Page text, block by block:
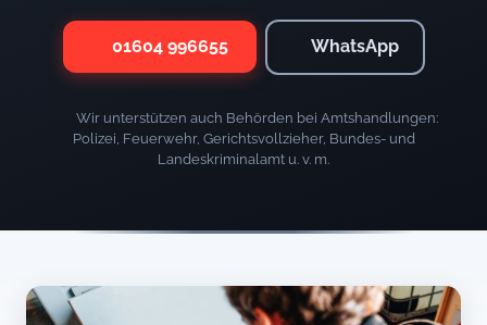
01604 996655 WhatsApp
Wir unterstützen auch Behörden bei Amtshandlungen:
Polizei, Feuerwehr, Gerichtsvollzieher, Bundes- und
Landeskriminalamt u. v. m.